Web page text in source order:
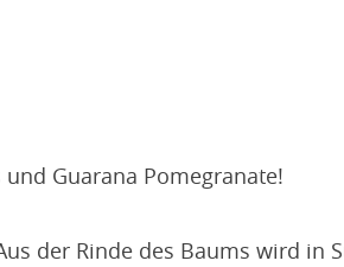
Guarana Pomegranate!
der Rinde des Baums wird in